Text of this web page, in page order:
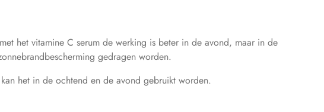
het vitamine C serum de werking is beter in de avond, maar in de
gedragen worden.
het in de ochtend en de avond gebruikt worden.